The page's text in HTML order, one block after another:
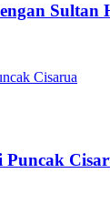
Sultan